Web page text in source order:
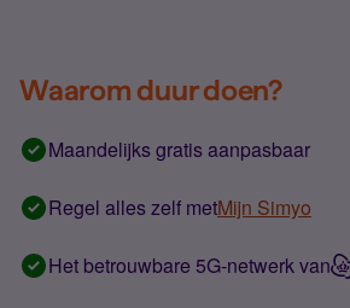
Waarom duur doen?
Maandelijks gratis aanpasbaar
Regel alles zelf metMijn Simyo
Het betrouwbare 5G-netwerk van